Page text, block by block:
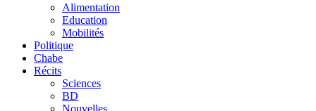
Alimentation
Education
Mobilités
Politique
Chabe
Récits
Sciences
BD
Nouvelles